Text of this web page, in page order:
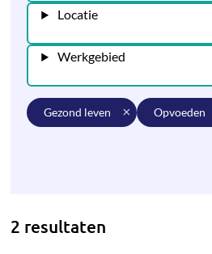
Locatie
Werkgebied
gezond leven opvoeden
2 resultaten